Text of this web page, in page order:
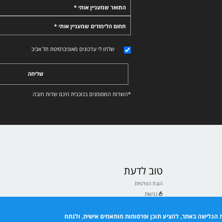
באתר, להציע תוכן ופרסומות מותאמים אישית, ולנתח
התואר שמעניין אותי *
תחום הלימודים שמעניין אותי *
שלחו לי עדכונים מאוניברסיטת תל אביב
שליחה
*השדות המסומנים בכוכבית הינם שדות חובה
לבעלי ולבעלות תואר
טוב לדעת
הגנת הפרטיות
נגישות